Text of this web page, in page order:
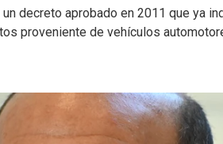
decreto aprobado en 2011 que ya
proveniente de vehículos